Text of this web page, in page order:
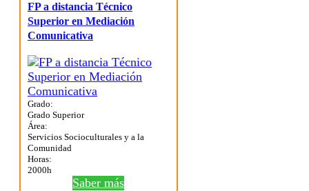
FP a distancia Técnico
Superior en Mediación
Comunicativa
Grado:
Grado Superior
Área:
Servicios Socioculturales y a la
Comunidad
Horas:
2000h
Saber más